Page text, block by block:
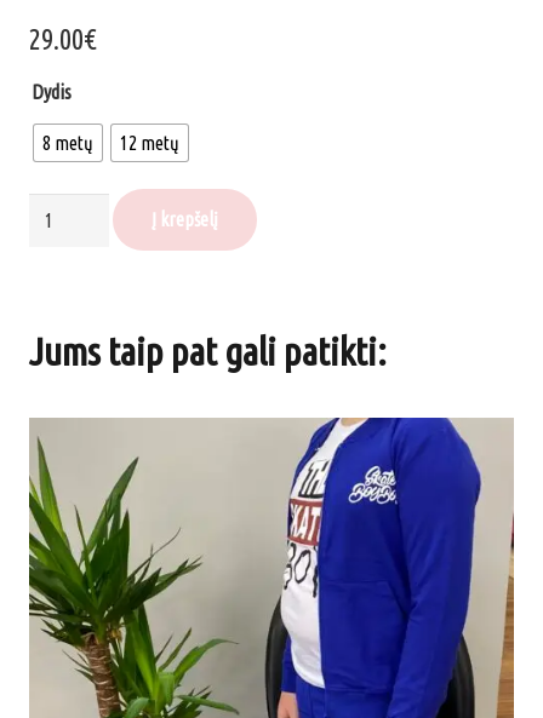
29.00€
Dydis
8 metų 12 metų
produkto
(3
spalvos
(8-
12
metų)
MAŽINTI
Į krepšelį
Jums taip pat gali patikti: